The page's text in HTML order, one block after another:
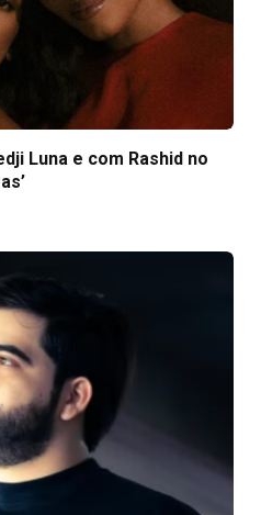
Luna e com Rashid no